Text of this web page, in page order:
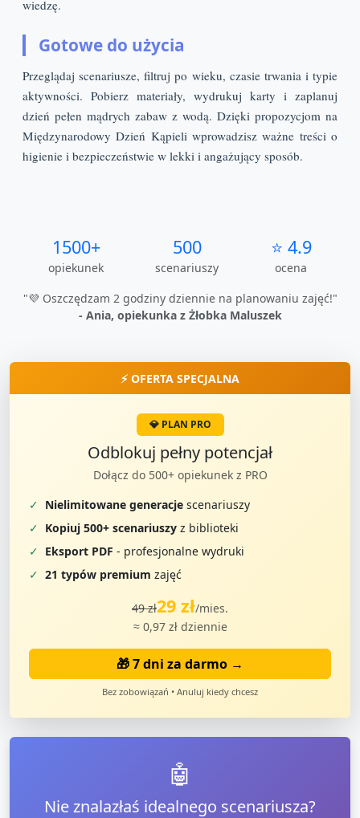
wiedzę.
Gotowe do użycia
Przeglądaj scenariusze, filtruj po wieku, czasie trwania i typie
aktywności. Pobierz materiały, wydrukuj karty i zaplanuj
dzień pełen mądrych zabaw z wodą. Dzięki propozycjom na
Międzynarodowy Dzień Kąpieli wprowadzisz ważne treści o
higienie i bezpieczeństwie w lekki i angażujący sposób.
1500+
opiekunek
500
scenariuszy
⭐ 4.9
ocena
"💜 Oszczędzam 2 godziny dziennie na planowaniu zajęć!"
- Ania, opiekunka z Żłobka Maluszek
⚡ OFERTA SPECJALNA
💎 PLAN PRO
Odblokuj pełny potencjał
Dołącz do 500+ opiekunek z PRO
✓ Nielimitowane generacje scenariuszy
✓ Kopiuj 500+ scenariuszy z biblioteki
✓ Eksport PDF - profesjonalne wydruki
✓ 21 typów premium zajęć
49 zł29 zł/mies.
≈ 0,97 zł dziennie
🎁 7 dni za darmo →
Bez zobowiązań • Anuluj kiedy chcesz
🤖
Nie znalazłaś idealnego scenariusza?